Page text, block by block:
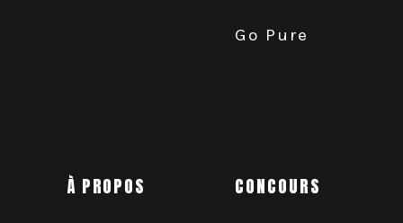
Go Pure
À PROPOS CONCOURS